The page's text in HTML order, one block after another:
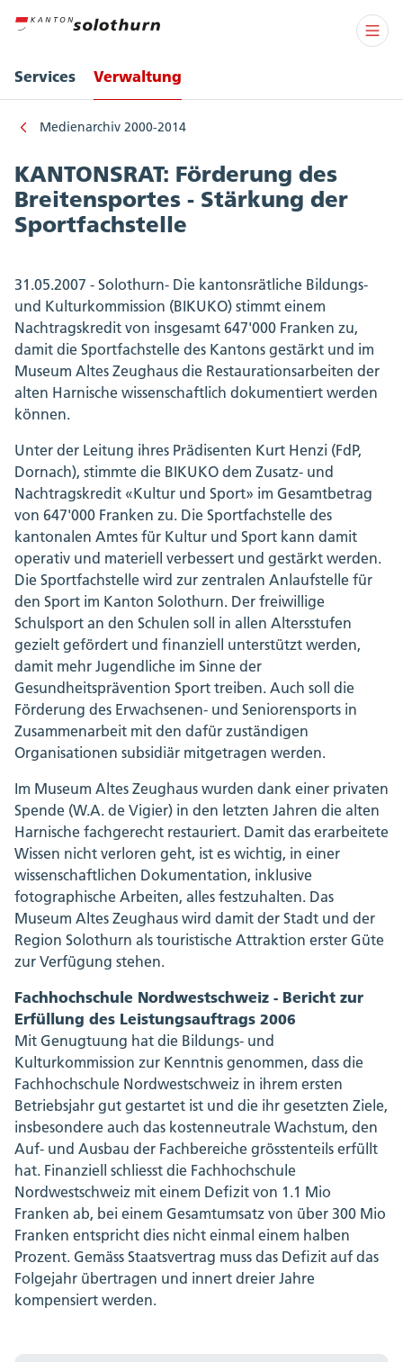
Services Verwaltung
Medienarchiv 2000-2014
KANTONSRAT: Förderung des
Breitensportes - Stärkung der
Sportfachstelle
31.05.2007 - Solothurn- Die kantonsrätliche Bildungs-
und Kulturkommission (BIKUKO) stimmt einem
Nachtragskredit von insgesamt 647'000 Franken zu,
damit die Sportfachstelle des Kantons gestärkt und im
Museum Altes Zeughaus die Restaurationsarbeiten der
alten Harnische wissenschaftlich dokumentiert werden
können.
Unter der Leitung ihres Prädisenten Kurt Henzi (FdP,
Dornach), stimmte die BIKUKO dem Zusatz- und
Nachtragskredit «Kultur und Sport» im Gesamtbetrag
von 647'000 Franken zu. Die Sportfachstelle des
kantonalen Amtes für Kultur und Sport kann damit
operativ und materiell verbessert und gestärkt werden.
Die Sportfachstelle wird zur zentralen Anlaufstelle für
den Sport im Kanton Solothurn. Der freiwillige
Schulsport an den Schulen soll in allen Altersstufen
gezielt gefördert und finanziell unterstützt werden,
damit mehr Jugendliche im Sinne der
Gesundheitsprävention Sport treiben. Auch soll die
Förderung des Erwachsenen- und Seniorensports in
Zusammenarbeit mit den dafür zuständigen
Organisationen subsidiär mitgetragen werden.
Im Museum Altes Zeughaus wurden dank einer privaten
Spende (W.A. de Vigier) in den letzten Jahren die alten
Harnische fachgerecht restauriert. Damit das erarbeitete
Wissen nicht verloren geht, ist es wichtig, in einer
wissenschaftlichen Dokumentation, inklusive
fotographische Arbeiten, alles festzuhalten. Das
Museum Altes Zeughaus wird damit der Stadt und der
Region Solothurn als touristische Attraktion erster Güte
zur Verfügung stehen.
Fachhochschule Nordwestschweiz - Bericht zur
Erfüllung des Leistungsauftrags 2006
Mit Genugtuung hat die Bildungs- und
Kulturkommission zur Kenntnis genommen, dass die
Fachhochschule Nordwestschweiz in ihrem ersten
Betriebsjahr gut gestartet ist und die ihr gesetzten Ziele,
insbesondere auch das kostenneutrale Wachstum, den
Auf- und Ausbau der Fachbereiche grösstenteils erfüllt
hat. Finanziell schliesst die Fachhochschule
Nordwestschweiz mit einem Defizit von 1.1 Mio
Franken ab, bei einem Gesamtumsatz von über 300 Mio
Franken entspricht dies nicht einmal einem halben
Prozent. Gemäss Staatsvertrag muss das Defizit auf das
Folgejahr übertragen und innert dreier Jahre
kompensiert werden.